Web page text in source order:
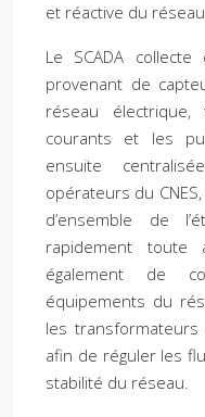
et réactive du
Le SCADA
provenant de
réseau
courants et les
ensuite
opérateurs du
d’ensemble de
rapidement toute
également de
équipements du
les
afin de réguler les
stabilité du réseau.